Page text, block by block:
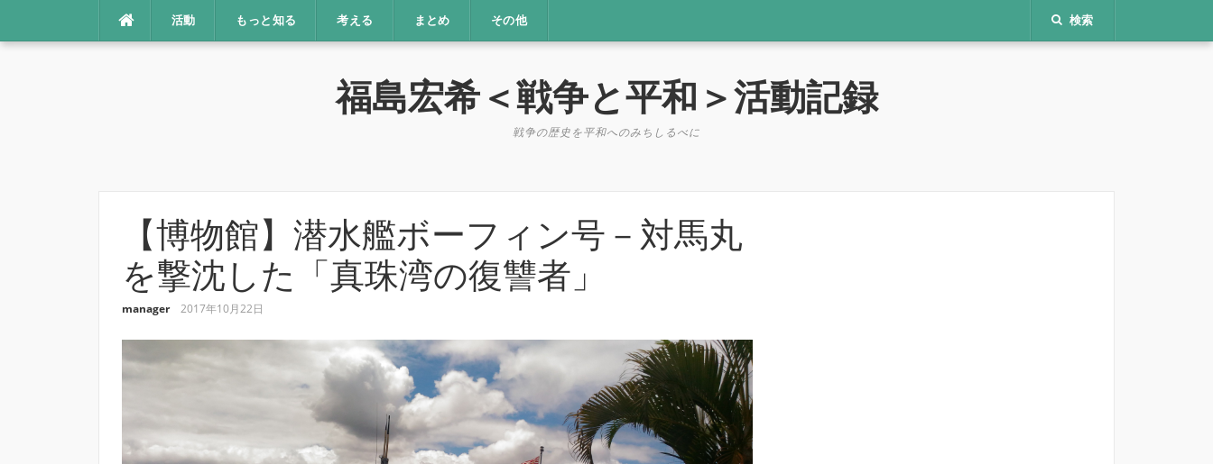
活動 もっと知る 考える まとめ その他 検索
福島宏希＜戦争と平和＞活動記録
戦争の歴史を平和へのみちしるべに
【博物館】潜水艦ボーフィン号－対馬丸
を撃沈した「真珠湾の復讐者」
manager 2017年10月22日